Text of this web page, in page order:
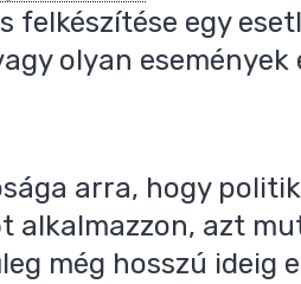
felkészítése egy
olyan
arra, hogy
alkalmazzon, azt
még hosszú ideig